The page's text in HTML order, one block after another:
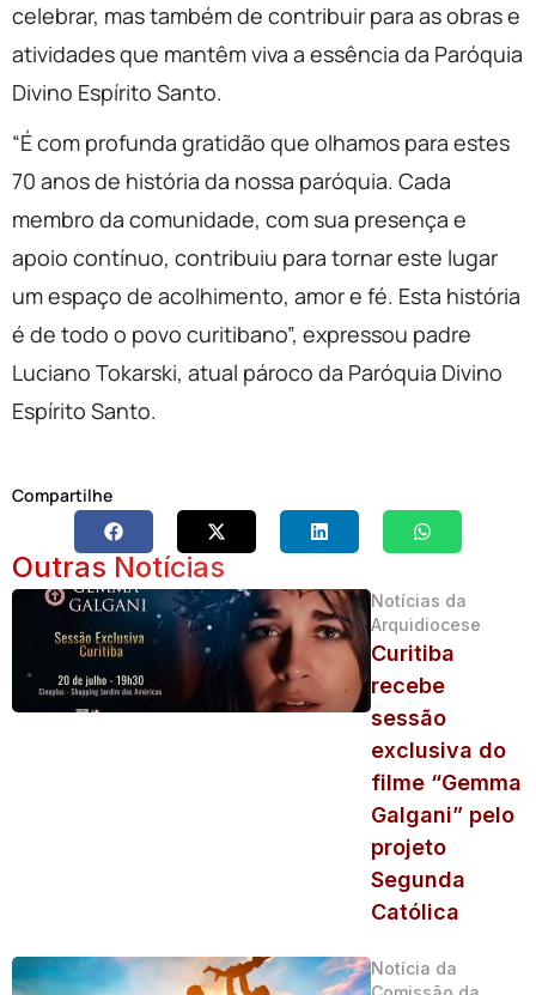
celebrar, mas também de contribuir para as obras e
atividades que mantêm viva a essência da Paróquia
Divino Espírito Santo.
“É com profunda gratidão que olhamos para estes
70 anos de história da nossa paróquia. Cada
membro da comunidade, com sua presença e
apoio contínuo, contribuiu para tornar este lugar
um espaço de acolhimento, amor e fé. Esta história
é de todo o povo curitibano”, expressou padre
Luciano Tokarski, atual pároco da Paróquia Divino
Espírito Santo.
Compartilhe
Outras Notícias
Notícias da
Arquidiocese
Curitiba
recebe
sessão
exclusiva do
filme “Gemma
Galgani” pelo
projeto
Segunda
Católica
Notícia da